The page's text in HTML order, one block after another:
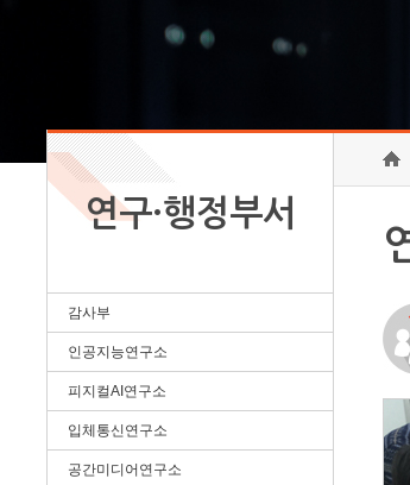
연구·행정부서
감사부
인공지능연구소
피지컬AI연구소
입체통신연구소
공간미디어연구소